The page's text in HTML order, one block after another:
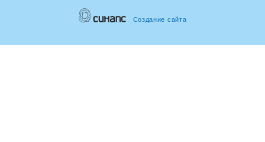
Создание сайта